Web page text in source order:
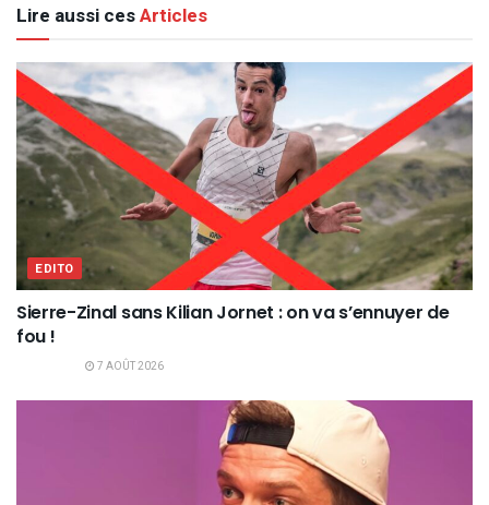
Lire aussi cesArticles
EDITO
Sierre-Zinal sans Kilian Jornet : on va s’ennuyer de
fou !
7 AOÛT 2026